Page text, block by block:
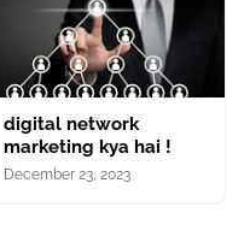
digital network
marketing kya hai !
December 23, 2023